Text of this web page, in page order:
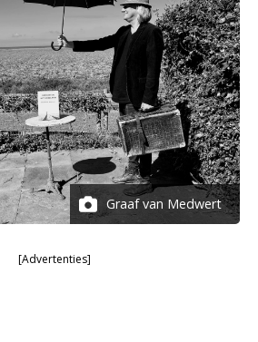
Graaf van Medwert
[Advertenties]